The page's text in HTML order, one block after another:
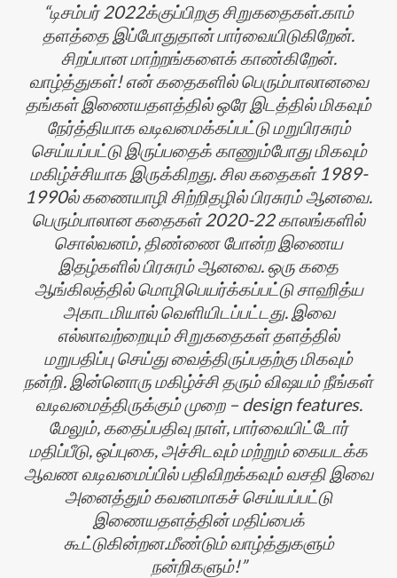
டிசம்பர் 2022க்குப்பிறகு சிறுகதைகள்.காம்
தளத்தை இப்போதுதான் பார்வையிடுகிறேன்.
சிறப்பான மாற்றங்களைக் காண்கிறேன்.
வாழ்த்துகள்! என் கதைகளில் பெரும்பாலானவை
தங்கள் இணையதளத்தில் ஒரே இடத்தில் மிகவும்
நேர்த்தியாக வடிவமைக்கப்பட்டு மறுபிரசுரம்
செய்யப்பட்டு இருப்பதைக் காணும்போது மிகவும்
மகிழ்ச்சியாக இருக்கிறது. சில கதைகள் 1989-
1990ல் கணையாழி சிற்றிதழில் பிரசுரம் ஆனவை.
பெரும்பாலான கதைகள் 2020-22 காலங்களில்
சொல்வனம், திண்ணை போன்ற இணைய
இதழ்களில் பிரசுரம் ஆனவை. ஒரு கதை
ஆங்கிலத்தில் மொழிபெயர்க்கப்பட்டு சாஹித்ய
அகாடமியால் வெளியிடப்பட்டது. இவை
எல்லாவற்றையும் சிறுகதைகள் தளத்தில்
மறுபதிப்பு செய்து வைத்திருப்பதற்கு மிகவும்
நன்றி. இன்னொரு மகிழ்ச்சி தரும் விஷயம் நீங்கள்
வடிவமைத்திருக்கும் முறை – design features.
மேலும், கதைப்பதிவு நாள், பார்வையிட்டோர்
மதிப்பீடு, ஒப்புகை, அச்சிடவும் மற்றும் கையடக்க
ஆவண வடிவமைப்பில் பதிவிறக்கவும் வசதி இவை
அனைத்தும் கவனமாகச் செய்யப்பட்டு
இணையதளத்தின் மதிப்பைக்
கூட்டுகின்றன.மீண்டும் வாழ்த்துகளும்
நன்றிகளும்!